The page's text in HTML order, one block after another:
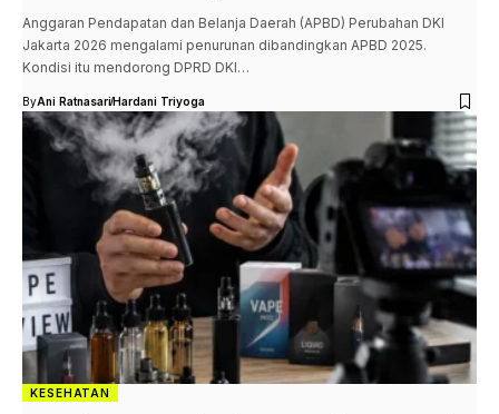
Anggaran Pendapatan dan Belanja Daerah (APBD) Perubahan DKI
Jakarta 2026 mengalami penurunan dibandingkan APBD 2025.
Kondisi itu mendorong DPRD DKI…
ByAni RatnasariHardani Triyoga
KESEHATAN